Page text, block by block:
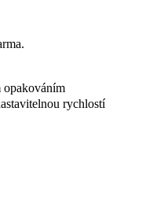
opakováním
rychlostí